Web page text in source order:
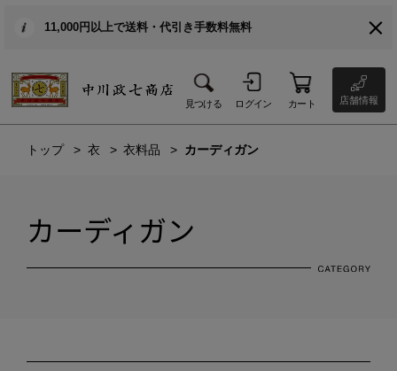
11,000円以上で送料・代引き手数料無料
見つける ログイン カート 店舗情報
トップ 衣 衣料品 カーディガン
カーディガン